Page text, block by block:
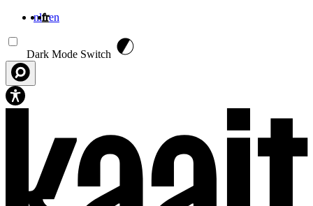
nlfren
Dark Mode Switch